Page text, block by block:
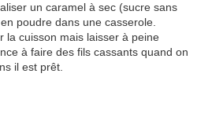
un caramel à sec (sucre sans
poudre dans une casserole.
la cuisson mais laisser à peine
à faire des fils cassants quand on
il est prêt.